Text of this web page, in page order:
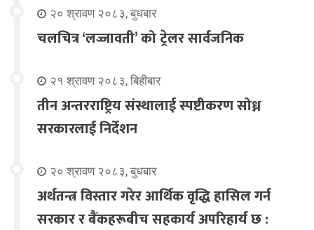
२० श्रावण २०८३, बुधबार
चलचित्र ‘लज्जावती’ को ट्रेलर सार्वजनिक
२१ श्रावण २०८३, बिहीबार
तीन अन्तरराष्ट्रिय संस्थालाई स्पष्टीकरण सोध्न
सरकारलाई निर्देशन
२० श्रावण २०८३, बुधबार
अर्थतन्त्र विस्तार गरेर आर्थिक वृद्धि हासिल गर्न
सरकार र बैंकहरूबीच सहकार्य अपरिहार्य छ :